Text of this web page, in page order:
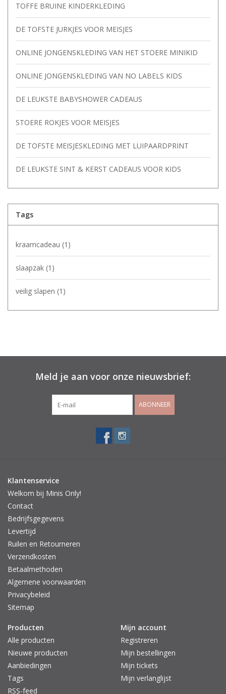
TOFFE BRUINE KINDERKLEDING
DE TOFSTE JURKJES VOOR MEISJES
ONLINE JONGENSKLEDING VAN HET STOERE MINIKID
ONLINE JONGENSKLEDING VAN NO LABELS KIDS
DE LEUKSTE BABYSHOWER CADEAUS
STOERE ROKJES VOOR MEISJES
DE TOFSTE MEISJESKLEDING MET LUIPAARDPRINT
DE LEUKSTE SINT & KERST CADEAUS VOOR KIDS
Tags
kraamcadeau (1)
slaapzak (1)
veilig slapen (1)
Meld je aan voor onze nieuwsbrief:
ABONNEER
Klantenservice
Welkom bij Minis Only!
Contact
Bedrijfsgegevens
Levertijd
Ruilen en Retourneren
Verzendkosten
Betaalmethoden
Algemene voorwaarden
Privacybeleid
Sitemap
Producten
Alle producten
Nieuwe producten
Aanbiedingen
Tags
RSS-feed
Mijn account
Registreren
Mijn bestellingen
Mijn tickets
Mijn verlanglijst